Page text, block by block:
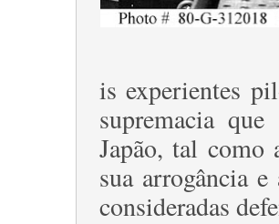
is experientes
supremacia
Japão, tal como
sua arrogância
consideradas